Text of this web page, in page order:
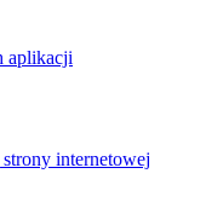
aplikacji
internetowej